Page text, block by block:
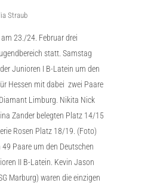
Straub
23./24. Februar drei
statt. Samstag
Junioren I B-Latein um den
Hessen mit dabei zwei Paare
Limburg. Nikita Nick
Zander belegten Platz 14/15
Rosen Platz 18/19. (Foto)
Paare um den Deutschen
II B-Latein. Kevin Jason
Marburg) waren die einzigen